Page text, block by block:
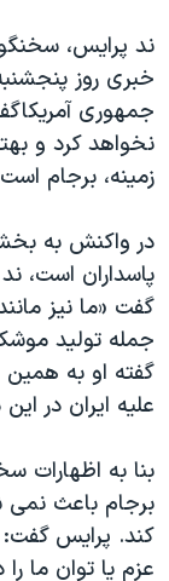
ند پرایس،
خبری روز
جمهوری
نخواهد کرد و
زمینه، برجام
در واکنش به
پاسداران است،
گفت «ما نیز
جمله تولید
گفته او به
علیه ایران در
بنا به اظهارات
برجام باعث نمی
کند. پرایس گفت:
عزم یا توان ما